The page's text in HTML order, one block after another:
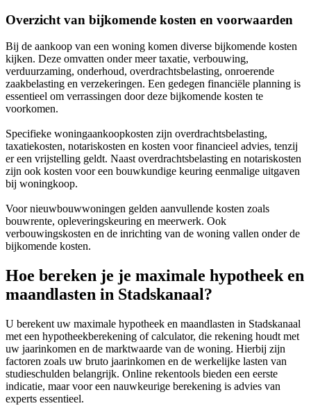
Overzicht van bijkomende kosten en voorwaarden
Bij de aankoop van een woning komen diverse bijkomende kosten
kijken. Deze omvatten onder meer taxatie, verbouwing,
verduurzaming, onderhoud, overdrachtsbelasting, onroerende
zaakbelasting en verzekeringen. Een gedegen financiële planning is
essentieel om verrassingen door deze bijkomende kosten te
voorkomen.
Specifieke woningaankoopkosten zijn overdrachtsbelasting,
taxatiekosten, notariskosten en kosten voor financieel advies, tenzij
er een vrijstelling geldt. Naast overdrachtsbelasting en notariskosten
zijn ook kosten voor een bouwkundige keuring eenmalige uitgaven
bij woningkoop.
Voor nieuwbouwwoningen gelden aanvullende kosten zoals
bouwrente, opleveringskeuring en meerwerk. Ook
verbouwingskosten en de inrichting van de woning vallen onder de
bijkomende kosten.
Hoe bereken je je maximale hypotheek en
maandlasten in Stadskanaal?
U berekent uw maximale hypotheek en maandlasten in Stadskanaal
met een hypotheekberekening of calculator, die rekening houdt met
uw jaarinkomen en de marktwaarde van de woning. Hierbij zijn
factoren zoals uw bruto jaarinkomen en de werkelijke lasten van
studieschulden belangrijk. Online rekentools bieden een eerste
indicatie, maar voor een nauwkeurige berekening is advies van
experts essentieel.